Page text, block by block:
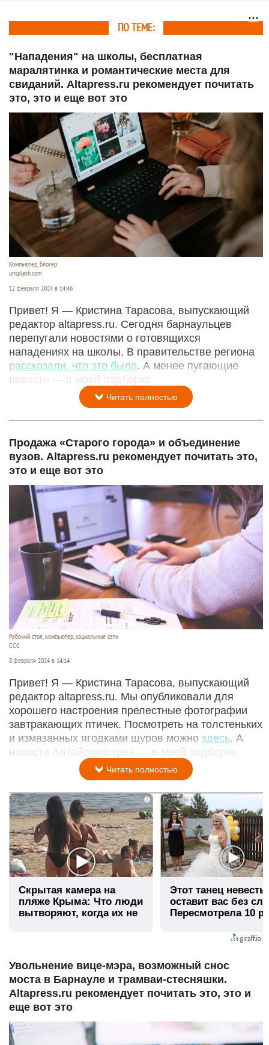
это, это и еще вот это
ПО ТЕМЕ:
"Нападения" на школы, бесплатная
маралятинка и романтические места для
свиданий. Altapress.ru рекомендует почитать
это, это и еще вот это
Компьютер, блогер.
unsplash.com
12 февраля 2024 в 14:46
Привет! Я — Кристина Тарасова, выпускающий
редактор altapress.ru. Сегодня барнаульцев
перепугали новостями о готовящихся
нападениях на школы. В правительстве региона
рассказали, что это было. А менее пугающие
новости — в моей подборке.
Читать полностью
Продажа «Старого города» и объединение
вузов. Altapress.ru рекомендует почитать это,
это и еще вот это
Рабочий стол, компьютер, социальные сети
СС0
8 февраля 2024 в 14:14
Привет! Я — Кристина Тарасова, выпускающий
редактор altapress.ru. Мы опубликовали для
хорошего настроения прелестные фотографии
завтракающих птичек. Посмотреть на толстеньких
и измазанных ягодками щуров можно здесь. А
новости Алтайского края — в моей подборке.
Читать полностью
i
Скрытая камера на
пляже Крыма: Что люди
вытворяют, когда их не
Этот танец невесты
оставит вас без
Пересмотрела 10
Увольнение вице-мэра, возможный снос
моста в Барнауле и трамваи-стесняшки.
Altapress.ru рекомендует почитать это, это и
еще вот это